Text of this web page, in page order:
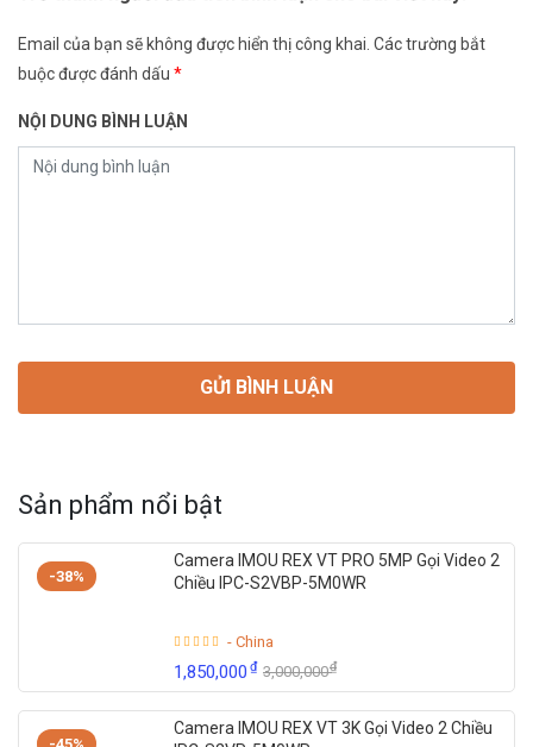
Email của bạn sẽ không được hiển thị công khai. Các trường bắt
buộc được đánh dấu *
NỘI DUNG BÌNH LUẬN
Sản phẩm nổi bật
-38%
Camera IMOU REX VT PRO 5MP Gọi Video 2
Chiều IPC-S2VBP-5M0WR
- China
1,850,000₫ 3,000,000₫
Camera IMOU REX VT 3K Gọi Video 2 Chiều